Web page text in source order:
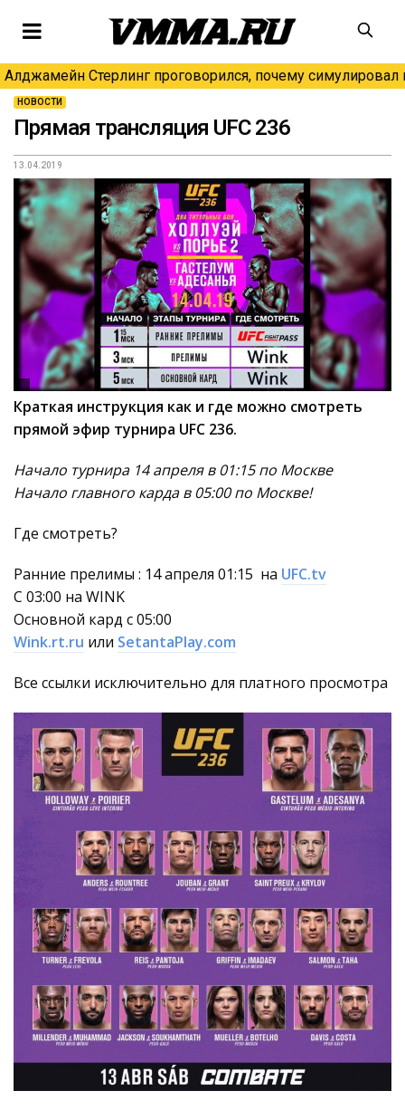
Алджамейн Стерлинг проговорился, почему симулировал
НОВОСТИ
Прямая трансляция UFC 236
13.04.2019
Краткая инструкция как и где можно смотреть
прямой эфир турнира UFC 236.
Начало турнира 14 апреля в 01:15 по Москве
Начало главного карда в 05:00 по Москве!
Где смотреть?
Ранние прелимы : 14 апреля 01:15 на UFC.tv
С 03:00 на WINK
Основной кард с 05:00
Wink.rt.ru или SetantaPlay.com
Все ссылки исключительно для платного просмотра